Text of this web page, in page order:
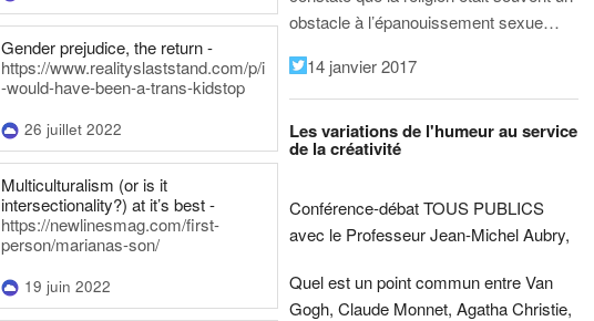
Gender prejudice, the return -
https://www.realityslaststand.com/p/i
-would-have-been-a-trans-kidstop
26 juillet 2022
Multiculturalism (or is it
intersectionality?) at it’s best -
https://newlinesmag.com/first-
person/marianas-son/
19 juin 2022
obstacle à l’épanouissement sexue…
14 janvier 2017
Les variations de l'humeur au service
de la créativité
Conférence-débat TOUS PUBLICS
avec le Professeur Jean-Michel Aubry,
Quel est un point commun entre Van
Gogh, Claude Monnet, Agatha Christie,